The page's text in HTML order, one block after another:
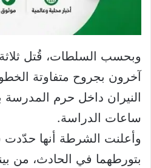
وبحسب السلطات، قُتل
آخرون بجروح متفاوتة
النيران داخل حرم
ساعات الدراسة.
وأعلنت الشرطة أنها
بتورطهما في الحادث، من